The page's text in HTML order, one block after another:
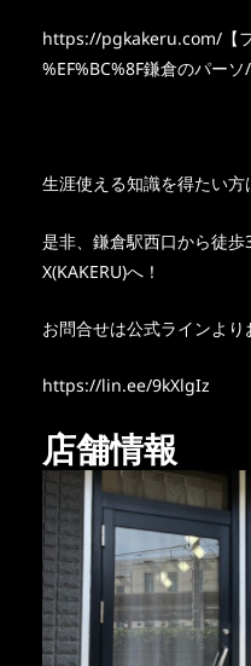
https://pgkakeru.com/【フ
%EF%BC%8F鎌倉のパーソ/
生涯使える知識を得たい方
是非、鎌倉駅西口から徒
X(KAKERU)へ！
お問合せは公式ラインよ
https://lin.ee/9kXlgIz
店舗情報